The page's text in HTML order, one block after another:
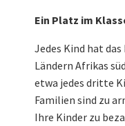
Ein Platz im
Jedes Kind hat
Ländern Afrikas
etwa jedes dritte
Familien sind zu
Ihre Kinder zu